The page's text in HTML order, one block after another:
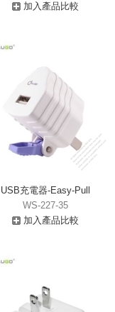
加入產品比較
USB充電器-Easy-Pull
WS-227-35
加入產品比較